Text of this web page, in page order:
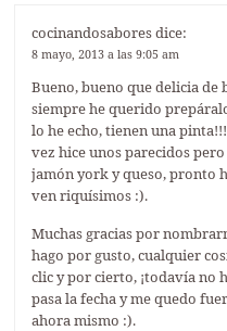
cocinandosaboresdice:
8 mayo, 2013 a las 9:05 am
Bueno, bueno que delicia de
siempre he querido
lo he echo, tienen una
vez hice unos parecidos
jamón york y queso, pronto
ven riquísimos :).
Muchas gracias por
hago por gusto, cualquier
clic y por cierto, ¡todavía no
pasa la fecha y me quedo
ahora mismo :).